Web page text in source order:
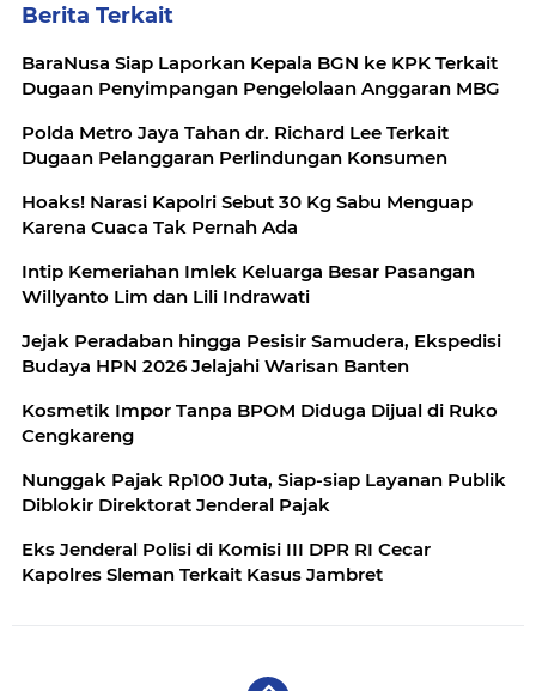
Berita Terkait
BaraNusa Siap Laporkan Kepala BGN ke KPK Terkait
Dugaan Penyimpangan Pengelolaan Anggaran MBG
Polda Metro Jaya Tahan dr. Richard Lee Terkait
Dugaan Pelanggaran Perlindungan Konsumen
Hoaks! Narasi Kapolri Sebut 30 Kg Sabu Menguap
Karena Cuaca Tak Pernah Ada
Intip Kemeriahan Imlek Keluarga Besar Pasangan
Willyanto Lim dan Lili Indrawati
Jejak Peradaban hingga Pesisir Samudera, Ekspedisi
Budaya HPN 2026 Jelajahi Warisan Banten
Kosmetik Impor Tanpa BPOM Diduga Dijual di Ruko
Cengkareng
Nunggak Pajak Rp100 Juta, Siap-siap Layanan Publik
Diblokir Direktorat Jenderal Pajak
Eks Jenderal Polisi di Komisi III DPR RI Cecar
Kapolres Sleman Terkait Kasus Jambret